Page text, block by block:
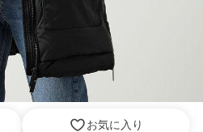
お気に入り